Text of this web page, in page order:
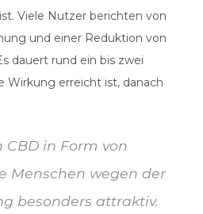
Viele Nutzer berichten von
und einer Reduktion von
dauert rund ein bis zwei
Wirkung erreicht ist, danach
CBD in Form von
Menschen wegen der
besonders attraktiv.